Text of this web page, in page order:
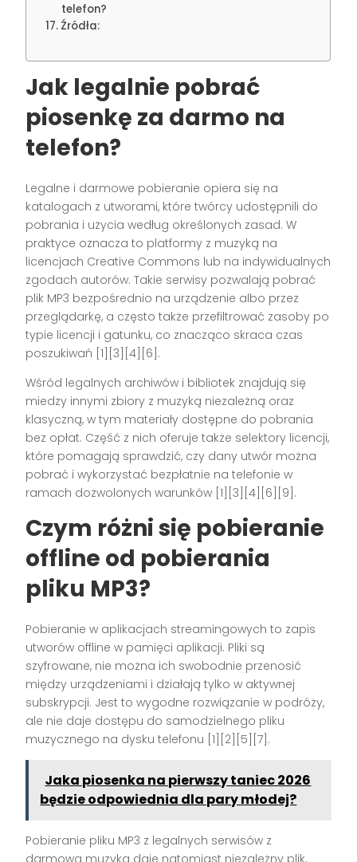
telefon?
Źródła:
Jak legalnie pobrać
piosenkę za darmo na
telefon?
Legalne i darmowe pobieranie opiera się na
katalogach z utworami, które twórcy udostępnili do
pobrania i użycia według określonych zasad. W
praktyce oznacza to platformy z muzyką na
licencjach Creative Commons lub na indywidualnych
zgodach autorów. Takie serwisy pozwalają pobrać
plik MP3 bezpośrednio na urządzenie albo przez
przeglądarkę, a często także przefiltrować zasoby po
typie licencji i gatunku, co znacząco skraca czas
poszukiwań [1][3][4][6].
Wśród legalnych archiwów i bibliotek znajdują się
miedzy innymi zbiory z muzyką niezależną oraz
klasyczną, w tym materiały dostępne do pobrania
bez opłat. Część z nich oferuje także selektory licencji,
które pomagają sprawdzić, czy dany utwór można
pobrać i wykorzystać bezpłatnie na telefonie w
ramach dozwolonych warunków [1][3][4][6][9].
Czym różni się pobieranie
offline od pobierania
pliku MP3?
Pobieranie w aplikacjach streamingowych to zapis
utworów offline w pamięci aplikacji. Pliki są
szyfrowane, nie można ich swobodnie przenosić
między urządzeniami i działają tylko w aktywnej
subskrypcji. Jest to wygodne rozwiązanie w podróży,
ale nie daje dostępu do samodzielnego pliku
muzycznego na dysku telefonu [1][2][5][7].
Jaka piosenka na pierwszy taniec 2026
będzie odpowiednia dla pary młodej?
Pobieranie pliku MP3 z legalnych serwisów z
darmową muzyką daje natomiast niezależny plik,